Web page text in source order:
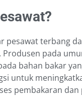
pesawat terbang
pada
bahan bakar
untuk
pembakaran